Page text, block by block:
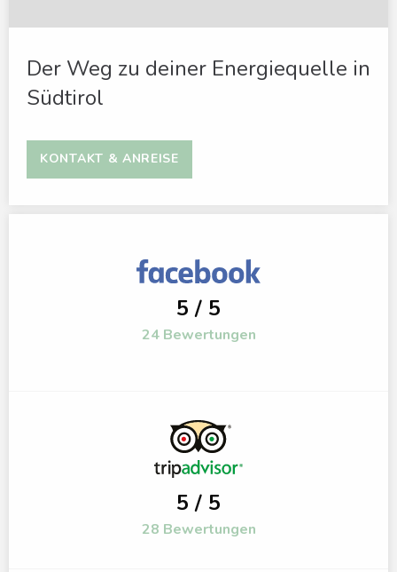
Der Weg zu deiner Energiequelle in
Südtirol
KONTAKT & ANREISE
5 / 5
24 Bewertungen
5 / 5
28 Bewertungen